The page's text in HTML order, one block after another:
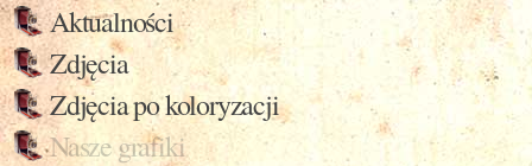
Aktualności
Zdjęcia
Zdjęcia po koloryzacji
Nasze grafiki